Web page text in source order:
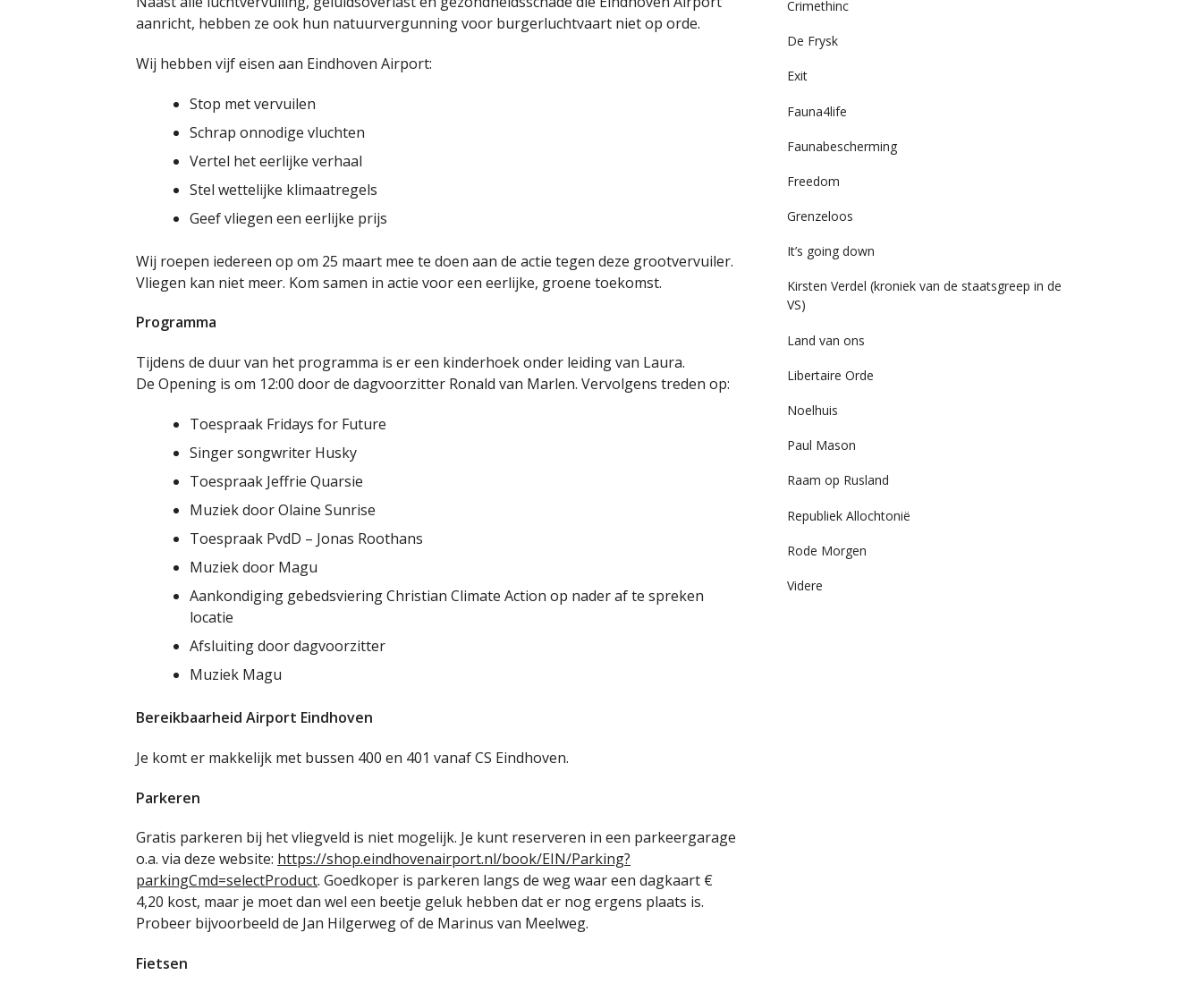
aanricht, hebben ze ook hun natuurvergunning voor burgerluchtvaart niet op orde.
Wij hebben vijf eisen aan Eindhoven Airport:
Stop met vervuilen
Schrap onnodige vluchten
Vertel het eerlijke verhaal
Stel wettelijke klimaatregels
Geef vliegen een eerlijke prijs
Wij roepen iedereen op om 25 maart mee te doen aan de actie tegen deze grootvervuiler.
Vliegen kan niet meer. Kom samen in actie voor een eerlijke, groene toekomst.
Programma
Tijdens de duur van het programma is er een kinderhoek onder leiding van Laura.
De Opening is om 12:00 door de dagvoorzitter Ronald van Marlen. Vervolgens treden op:
Toespraak Fridays for Future
Singer songwriter Husky
Toespraak Jeffrie Quarsie
Muziek door Olaine Sunrise
Toespraak PvdD – Jonas Roothans
Muziek door Magu
Aankondiging gebedsviering Christian Climate Action op nader af te spreken
locatie
Afsluiting door dagvoorzitter
Muziek Magu
Bereikbaarheid Airport Eindhoven
Je komt er makkelijk met bussen 400 en 401 vanaf CS Eindhoven.
Parkeren
Gratis parkeren bij het vliegveld is niet mogelijk. Je kunt reserveren in een parkeergarage
o.a. via deze website: https://shop.eindhovenairport.nl/book/EIN/Parking?
parkingCmd=selectProduct. Goedkoper is parkeren langs de weg waar een dagkaart €
4,20 kost, maar je moet dan wel een beetje geluk hebben dat er nog ergens plaats is.
Probeer bijvoorbeeld de Jan Hilgerweg of de Marinus van Meelweg.
Fietsen
Crimethinc
De Frysk
Exit
Fauna4life
Faunabescherming
Freedom
Grenzeloos
It’s going down
Kirsten Verdel (kroniek van de staatsgreep in de
VS)
Land van ons
Libertaire Orde
Noelhuis
Paul Mason
Raam op Rusland
Republiek Allochtonië
Rode Morgen
Videre